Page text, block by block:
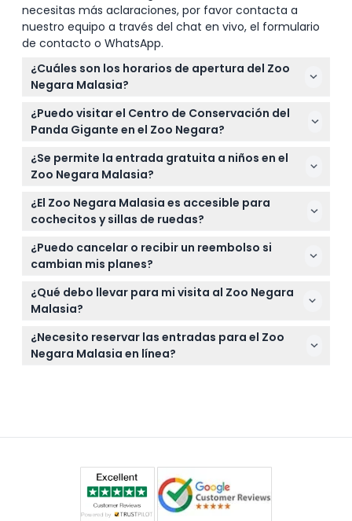
necesitas más aclaraciones, por favor contacta a
nuestro equipo a través del chat en vivo, el formulario
de contacto o WhatsApp.
¿Cuáles son los horarios de apertura del Zoo
Negara Malasia?
El Zoo Negara Malasia está abierto diariamente de
9:00 AM a 5:00 PM, con última admisión a las 4:00
PM (sujeto a cambios — por favor confirme al
momento de la reserva).
¿Puedo visitar el Centro de Conservación del
Panda Gigante en el Zoo Negara?
Sí, su entrada le permite acceder al Centro de
Conservación del Panda Gigante como parte de la
experiencia en el zoológico.
¿Se permite la entrada gratuita a niños en el
Zoo Negara Malasia?
Los niños menores de 3 años entran gratis,
mientras que los niños de 13 años en adelante
pagan la tarifa de adulto.
¿El Zoo Negara Malasia es accesible para
cochecitos y sillas de ruedas?
Sí, el zoológico es completamente accesible para
cochecitos y sillas de ruedas para una visita
¿Puedo cancelar o recibir un reembolso si
cambian mis planes?
Las entradas para el Zoo Negara Malasia no son
reembolsables y no se pueden cancelar, así que
¿Qué debo llevar para mi visita al Zoo Negara
Malasia?
Lleve zapatos cómodos para caminar, protección
solar como sombreros y protector solar, y su
documento de identidad para la entrada.
¿Necesito reservar las entradas para el Zoo
Negara Malasia en línea?